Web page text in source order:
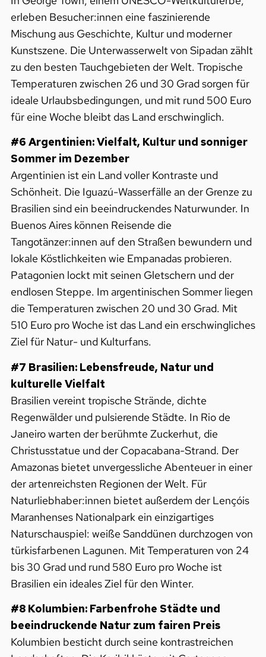
erleben Besucher:innen eine faszinierende
Mischung aus Geschichte, Kultur und moderner
Kunstszene. Die Unterwasserwelt von Sipadan zählt
zu den besten Tauchgebieten der Welt. Tropische
Temperaturen zwischen 26 und 30 Grad sorgen für
ideale Urlaubsbedingungen, und mit rund 500 Euro
für eine Woche bleibt das Land erschwinglich.
#6 Argentinien: Vielfalt, Kultur und sonniger
Sommer im Dezember
Argentinien ist ein Land voller Kontraste und
Schönheit. Die Iguazú-Wasserfälle an der Grenze zu
Brasilien sind ein beeindruckendes Naturwunder. In
Buenos Aires können Reisende die
Tangotänzer:innen auf den Straßen bewundern und
lokale Köstlichkeiten wie Empanadas probieren.
Patagonien lockt mit seinen Gletschern und der
endlosen Steppe. Im argentinischen Sommer liegen
die Temperaturen zwischen 20 und 30 Grad. Mit
510 Euro pro Woche ist das Land ein erschwingliches
Ziel für Natur- und Kulturfans.
#7 Brasilien: Lebensfreude, Natur und
kulturelle Vielfalt
Brasilien vereint tropische Strände, dichte
Regenwälder und pulsierende Städte. In Rio de
Janeiro warten der berühmte Zuckerhut, die
Christusstatue und der Copacabana-Strand. Der
Amazonas bietet unvergessliche Abenteuer in einer
der artenreichsten Regionen der Welt. Für
Naturliebhaber:innen bietet außerdem der Lençóis
Maranhenses Nationalpark ein einzigartiges
Naturschauspiel: weiße Sanddünen durchzogen von
türkisfarbenen Lagunen. Mit Temperaturen von 24
bis 30 Grad und rund 580 Euro pro Woche ist
Brasilien ein ideales Ziel für den Winter.
#8 Kolumbien: Farbenfrohe Städte und
beeindruckende Natur zum fairen Preis
Kolumbien besticht durch seine kontrastreichen